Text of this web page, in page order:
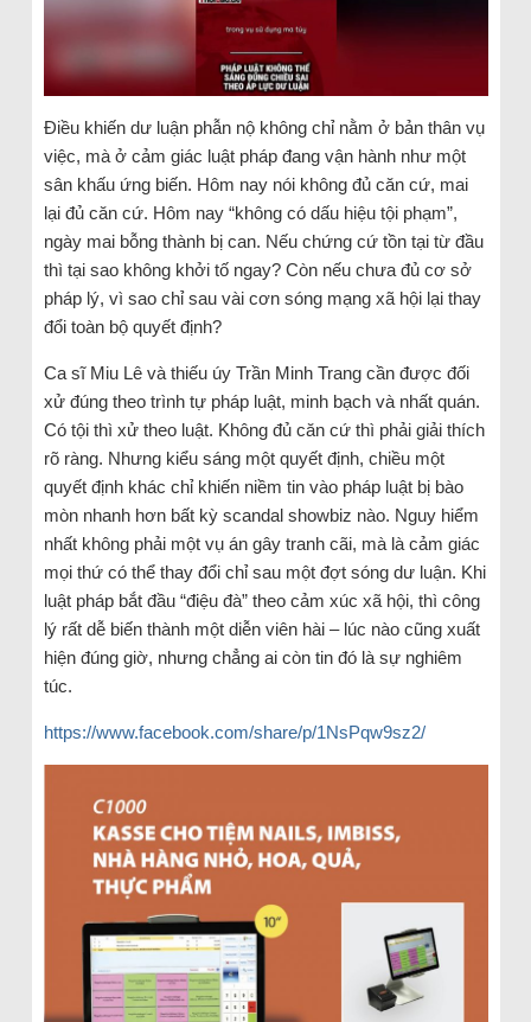
Điều khiến dư luận phẫn nộ không chỉ nằm ở bản thân vụ
việc, mà ở cảm giác luật pháp đang vận hành như một
sân khấu ứng biến. Hôm nay nói không đủ căn cứ, mai
lại đủ căn cứ. Hôm nay “không có dấu hiệu tội phạm”,
ngày mai bỗng thành bị can. Nếu chứng cứ tồn tại từ đầu
thì tại sao không khởi tố ngay? Còn nếu chưa đủ cơ sở
pháp lý, vì sao chỉ sau vài cơn sóng mạng xã hội lại thay
đổi toàn bộ quyết định?
Ca sĩ Miu Lê và thiếu úy Trần Minh Trang cần được đối
xử đúng theo trình tự pháp luật, minh bạch và nhất quán.
Có tội thì xử theo luật. Không đủ căn cứ thì phải giải thích
rõ ràng. Nhưng kiểu sáng một quyết định, chiều một
quyết định khác chỉ khiến niềm tin vào pháp luật bị bào
mòn nhanh hơn bất kỳ scandal showbiz nào. Nguy hiểm
nhất không phải một vụ án gây tranh cãi, mà là cảm giác
mọi thứ có thể thay đổi chỉ sau một đợt sóng dư luận. Khi
luật pháp bắt đầu “điệu đà” theo cảm xúc xã hội, thì công
lý rất dễ biến thành một diễn viên hài – lúc nào cũng xuất
hiện đúng giờ, nhưng chẳng ai còn tin đó là sự nghiêm
túc.
https://www.facebook.com/share/p/1NsPqw9sz2/